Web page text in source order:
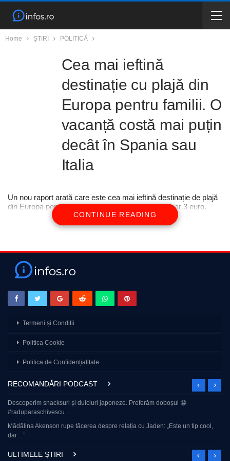
Home ȘTIRI POLITICĂ
Cea mai ieftină
destinație cu plajă din
Europa pentru familii. O
vacanță costă mai puțin
decât în Spania sau
Italia
Un nou raport arată care este cea mai ieftină destinație de plajă
din Europa pentru vacanțe în familie, cu bere la doar 3 euro.
CONTINUE READING
Termeni și Condiții
Politica Cookie
Politica de Confidențialitate
RECOMANDĂRI PODCAST
Descoperim snacksuri și dulciuri japoneze. Preferăm doboșul 😀
#raduparaschivescu…
Mădălina Akenson rupe tăcerea despre relația cu Jaden: „Este un tip cool,
dar…”
ULTIMELE ȘTIRI